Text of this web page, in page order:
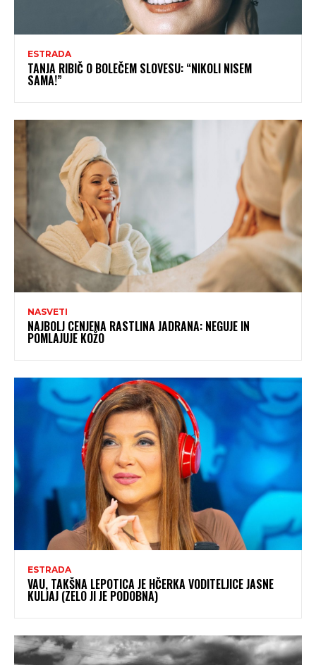
ESTRADA
TANJA RIBIČ O BOLEČEM SLOVESU: “NIKOLI NISEM
SAMA!”
NASVETI
NAJBOLJ CENJENA RASTLINA JADRANA: NEGUJE IN
POMLAJUJE KOŽO
ESTRADA
VAU, TAKŠNA LEPOTICA JE HČERKA VODITELJICE JASNE
KULJAJ (ZELO JI JE PODOBNA)